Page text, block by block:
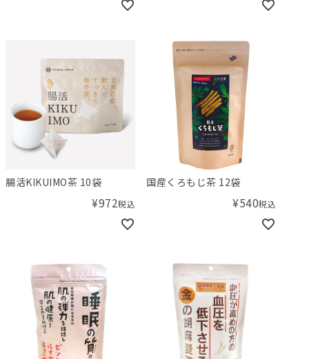
腸活KIKUIMO茶 10袋
¥972税込
国産くろもじ茶 12袋
¥540税込